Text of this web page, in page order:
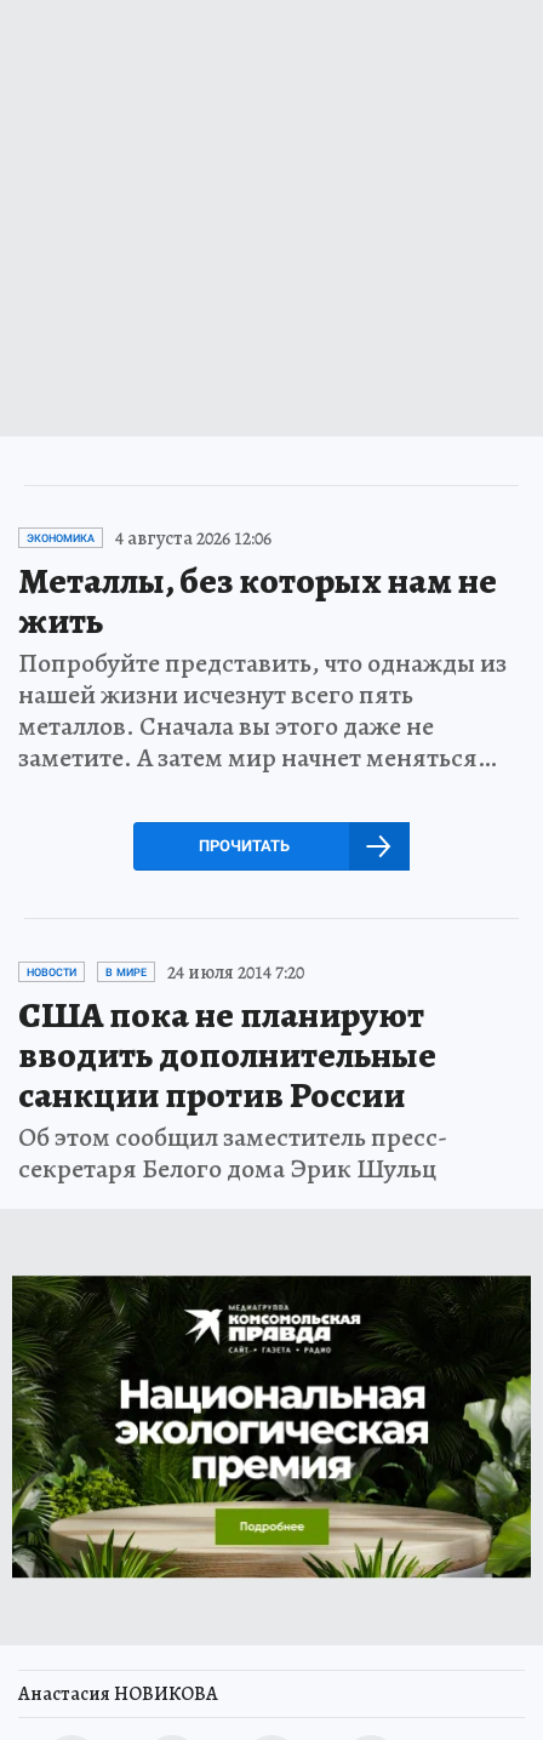
ЭКОНОМИКА 4 августа 2026 12:06
Металлы, без которых нам не
жить
Попробуйте представить, что однажды из
нашей жизни исчезнут всего пять
металлов. Сначала вы этого даже не
заметите. А затем мир начнет меняться…
ПРОЧИТАТЬ
НОВОСТИ В МИРЕ 24 июля 2014 7:20
США пока не планируют
вводить дополнительные
санкции против России
Об этом сообщил заместитель пресс-
секретаря Белого дома Эрик Шульц
Анастасия НОВИКОВА